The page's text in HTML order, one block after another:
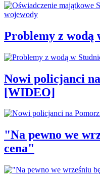
Problemy z wodą
Nowi policjanci
[WIDEO]
"Na pewno we
cena"